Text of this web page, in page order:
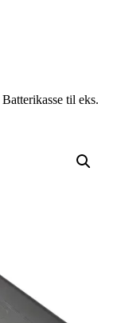
Batterikasse til eks.